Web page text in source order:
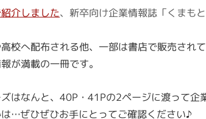
介しました、新卒向け企業情報誌「くまも
校へ配布される他、一部は書店で販売されて
が満載の一冊です。
はなんと、40P・41Pの2ページに渡って企
…ぜひぜひお手にとってご確認ください♪